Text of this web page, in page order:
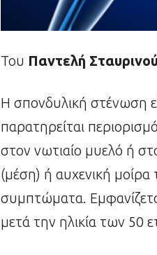
Του Παντελή Σταυρινού
Η σπονδυλική στένωση
παρατηρείται
στον νωτιαίο μυελό ή
(μέση) ή αυχενική μοίρα
συμπτώματα.
μετά την ηλικία των 50